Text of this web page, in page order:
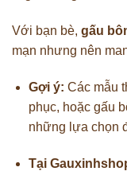
Với bạn bè, gấu
mạn nhưng nên
Gợi ý: Các mẫu
phục, hoặc gấu
những lựa chọn
Tại